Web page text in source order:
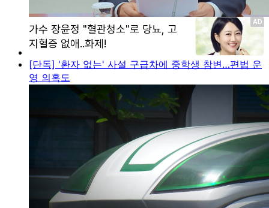
[단독] '환자 없는' 사설 구급차에 중학생 참변…편법 운
영 의혹도